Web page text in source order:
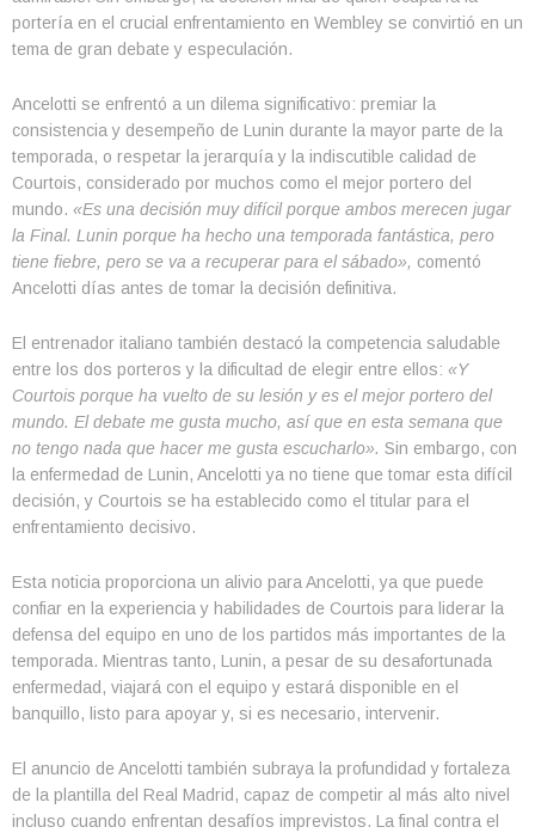
portería en el crucial enfrentamiento en Wembley se convirtió en un
tema de gran debate y especulación.
Ancelotti se enfrentó a un dilema significativo: premiar la
consistencia y desempeño de Lunin durante la mayor parte de la
temporada, o respetar la jerarquía y la indiscutible calidad de
Courtois, considerado por muchos como el mejor portero del
mundo. «Es una decisión muy difícil porque ambos merecen jugar
la Final. Lunin porque ha hecho una temporada fantástica, pero
tiene fiebre, pero se va a recuperar para el sábado», comentó
Ancelotti días antes de tomar la decisión definitiva.
El entrenador italiano también destacó la competencia saludable
entre los dos porteros y la dificultad de elegir entre ellos: «Y
Courtois porque ha vuelto de su lesión y es el mejor portero del
mundo. El debate me gusta mucho, así que en esta semana que
no tengo nada que hacer me gusta escucharlo». Sin embargo, con
la enfermedad de Lunin, Ancelotti ya no tiene que tomar esta difícil
decisión, y Courtois se ha establecido como el titular para el
enfrentamiento decisivo.
Esta noticia proporciona un alivio para Ancelotti, ya que puede
confiar en la experiencia y habilidades de Courtois para liderar la
defensa del equipo en uno de los partidos más importantes de la
temporada. Mientras tanto, Lunin, a pesar de su desafortunada
enfermedad, viajará con el equipo y estará disponible en el
banquillo, listo para apoyar y, si es necesario, intervenir.
El anuncio de Ancelotti también subraya la profundidad y fortaleza
de la plantilla del Real Madrid, capaz de competir al más alto nivel
incluso cuando enfrentan desafíos imprevistos. La final contra el